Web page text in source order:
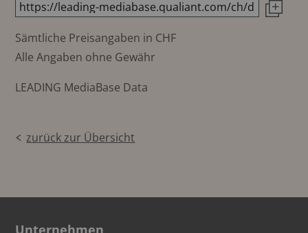
Sämtliche Preisangaben in CHF
Alle Angaben ohne Gewähr
LEADING MediaBase Data
zurück zur Übersicht